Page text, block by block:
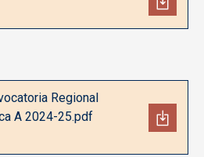
Regional
A 2024-25.pdf